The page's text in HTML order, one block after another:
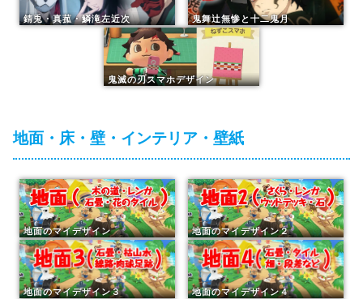
錆兎・真菰・鱗滝左近次 鬼舞辻無惨と十二鬼月
鬼滅の刃スマホデザイン
地面・床・壁・インテリア・壁紙
地面のマイデザイン 地面のマイデザイン２
地面のマイデザイン３ 地面のマイデザイン４